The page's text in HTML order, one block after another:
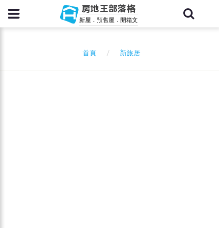
房地王部落格
新屋．預售屋．開箱文
首頁 新旅居